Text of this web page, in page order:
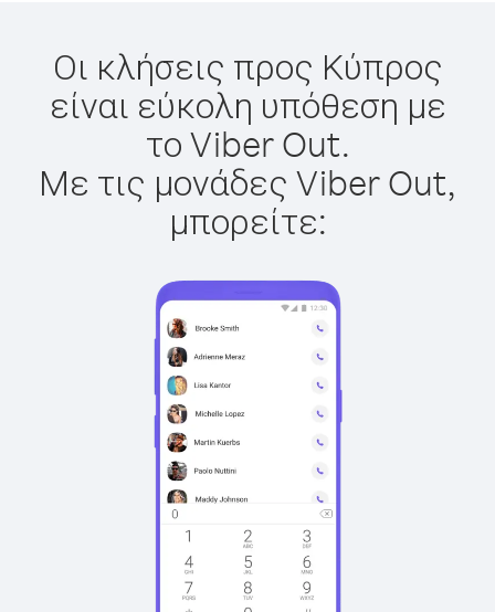
Οι κλήσεις προς Κύπρος
είναι εύκολη υπόθεση με
το Viber Out.
Με τις μονάδες Viber Out,
μπορείτε: